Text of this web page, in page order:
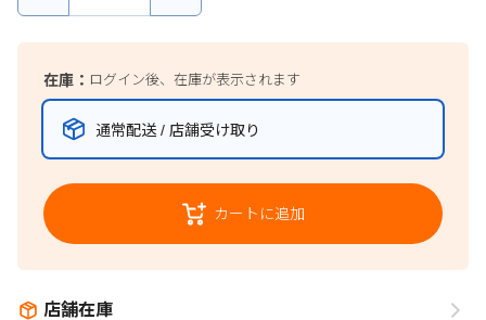
在庫： ログイン後、在庫が表示されます
通常配送 / 店舗受け取り
カートに追加
店舗在庫